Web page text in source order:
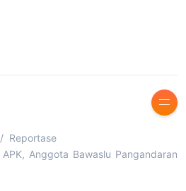
Reportase
Anggota Bawaslu Pangandaran